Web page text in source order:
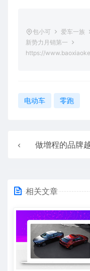
包小可 爱车一族
新势力月销第一
https://
电动车 零跑
做增程的品牌越来越多 但增程车却有点卖不动
相关文章